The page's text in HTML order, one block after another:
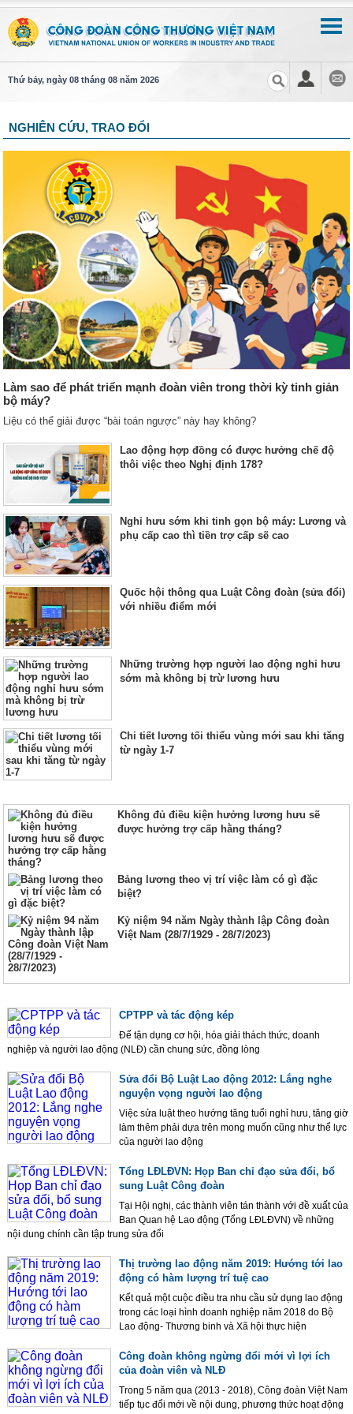
Thứ bảy, ngày 08 tháng 08 năm 2026
NGHIÊN CỨU, TRAO ĐỔI
Làm sao để phát triển mạnh đoàn viên trong thời kỳ tinh giản
bộ máy?
Liệu có thể giải được “bài toán ngược” này hay không?
Lao động hợp đồng có được hưởng chế độ
thôi việc theo Nghị định 178?
Nghỉ hưu sớm khi tinh gọn bộ máy: Lương và
phụ cấp cao thì tiền trợ cấp sẽ cao
Quốc hội thông qua Luật Công đoàn (sửa đổi)
với nhiều điểm mới
Những trường hợp người lao động nghỉ hưu
sớm mà không bị trừ lương hưu
Chi tiết lương tối thiểu vùng mới sau khi tăng
từ ngày 1-7
Không đủ điều kiện hưởng lương hưu sẽ
được hưởng trợ cấp hằng tháng?
Bảng lương theo vị trí việc làm có gì đặc
biệt?
Kỷ niệm 94 năm Ngày thành lập Công đoàn
Việt Nam (28/7/1929 - 28/7/2023)
CPTPP và tác động kép
Để tận dụng cơ hội, hóa giải thách thức, doanh
nghiệp và người lao động (NLĐ) cần chung sức, đồng lòng
Sửa đổi Bộ Luật Lao động 2012: Lắng nghe
nguyện vọng người lao động
Việc sửa luật theo hướng tăng tuổi nghỉ hưu, tăng giờ
làm thêm phải dựa trên mong muốn cũng như thể lực
của người lao động
Tổng LĐLĐVN: Họp Ban chỉ đạo sửa đổi, bổ
sung Luật Công đoàn
Tại Hội nghị, các thành viên tán thành với đề xuất của
Ban Quan hệ Lao động (Tổng LĐLĐVN) về những
nội dung chính cần tập trung sửa đổi
Thị trường lao động năm 2019: Hướng tới lao
động có hàm lượng trí tuệ cao
Kết quả một cuộc điều tra nhu cầu sử dụng lao động
trong các loại hình doanh nghiệp năm 2018 do Bộ
Lao động- Thương binh và Xã hội thực hiện
Công đoàn không ngừng đổi mới vì lợi ích
của đoàn viên và NLĐ
Trong 5 năm qua (2013 - 2018), Công đoàn Việt Nam
tiếp tục đổi mới về nội dung, phương thức hoạt động